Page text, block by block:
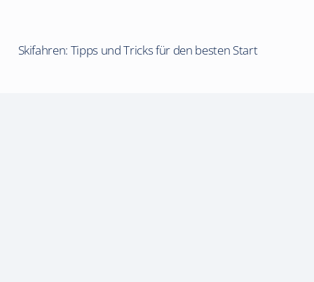
Skifahren: Tipps und Tricks für den besten Start